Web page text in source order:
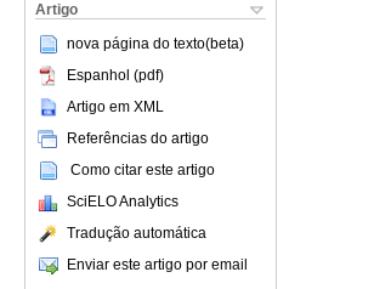
Artigo
nova página do texto(beta)
Espanhol (pdf)
Artigo em XML
Referências do artigo
Como citar este artigo
SciELO Analytics
Tradução automática
Enviar este artigo por email